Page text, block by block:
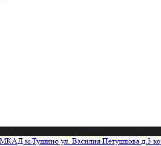
МКАД м.Тушино ул. Василия Петушкова д.3